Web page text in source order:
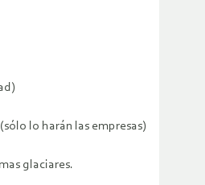
lo harán las empresas)
glaciares.